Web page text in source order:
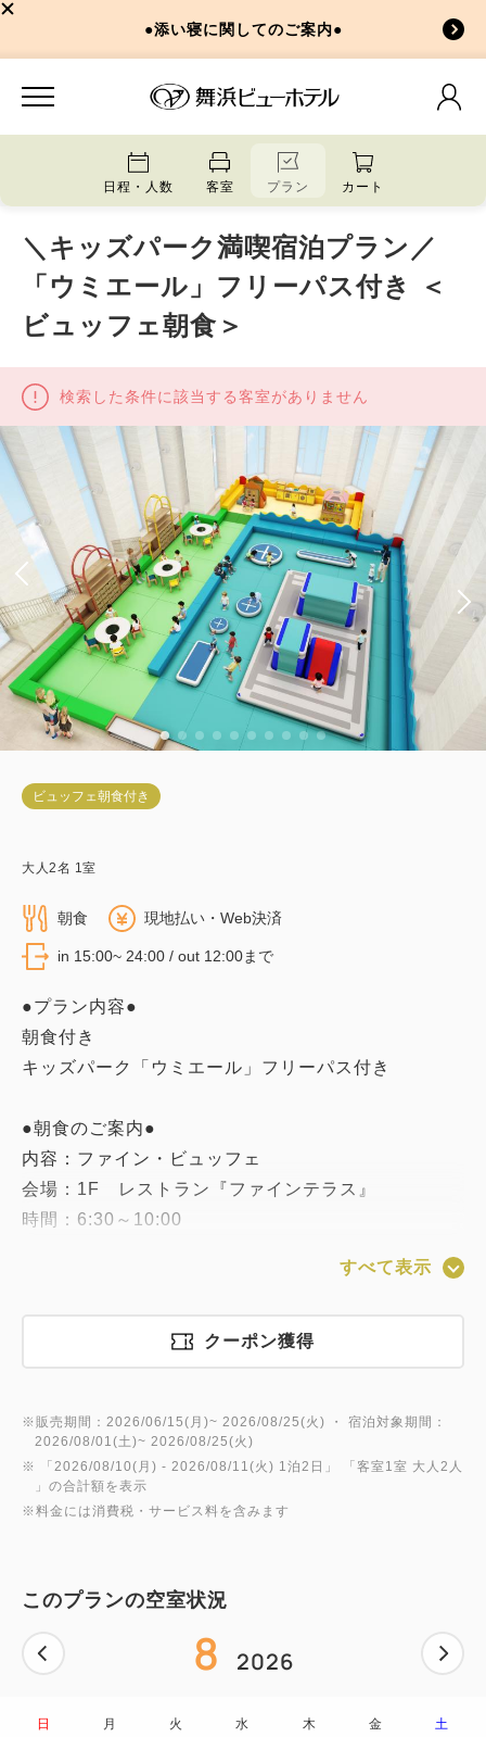
●添い寝に関してのご案内●
日程・人数 客室 プラン カート
＼キッズパーク満喫宿泊プラン／
「ウミエール」フリーパス付き ＜
ビュッフェ朝食＞
検索した条件に該当する客室がありません
ビュッフェ朝食付き
大人 2名 1 室
朝食 現地払い・Web決済
in 15:00~ 24:00 / out 12:00まで
●プラン内容●
朝食付き
キッズパーク「ウミエール」フリーパス付き
●朝食のご案内●
内容：ファイン・ビュッフェ
会場：1F レストラン『ファインテラス』
時間：6:30～10:00
※6歳以下の未就学のお子様は
無料でご利用いただけます。
◇◆ウミエール詳細◆◇--2026年8月1日(土)オープ
ン--
海にせり出すように佇む、天井高10mを超える開放的
な独立空間。
本プランにてご宿泊のお客様は、フリーパス対象時間
内にて
すべて表示
クーポン獲得
※販売期間：2026/06/15(月)~ 2026/08/25(火) ・ 宿泊対象期間：
2026/08/01(土)~ 2026/08/25(火)
※ 「 2026/08/10(月) - 2026/08/11(火) 1泊2日 」 「客室1室 大人2人
」の合計額を表示
※料金には消費税・サービス料を含みます
このプランの空室状況
8 2026
日 月 火 水 木 金 土